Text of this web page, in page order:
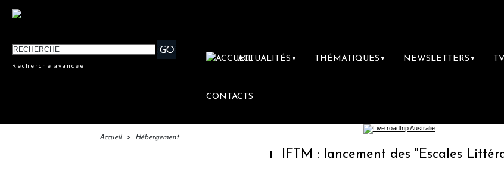
Recherche avancée
ACTUALITÉS ▼ THÉMATIQUES ▼ NEWSLETTERS ▼ TV
CONTACTS
Accueil > Hébergement
IFTM : lancement des "Escales Littéraires",